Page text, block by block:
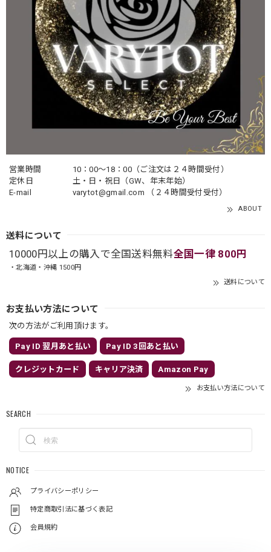
営業時間
10：00〜18：00（ご注文は２４時間受付）
定休日
土・日・祝日（GW、年末年始）
E-mail
varytot@gmail.com （２４時間受付受付）
ABOUT
送料について
10000円以上の購入で全国送料無料全国一律 800円
・北海道・沖縄 1500円
送料について
お支払い方法について
次の方法がご利用頂けます。
Pay ID 翌月あと払い Pay ID 3回あと払い
クレジットカード キャリア決済 Amazon Pay
お支払い方法について
SEARCH
NOTICE
プライバシーポリシー
特定商取引法に基づく表記
会員規約